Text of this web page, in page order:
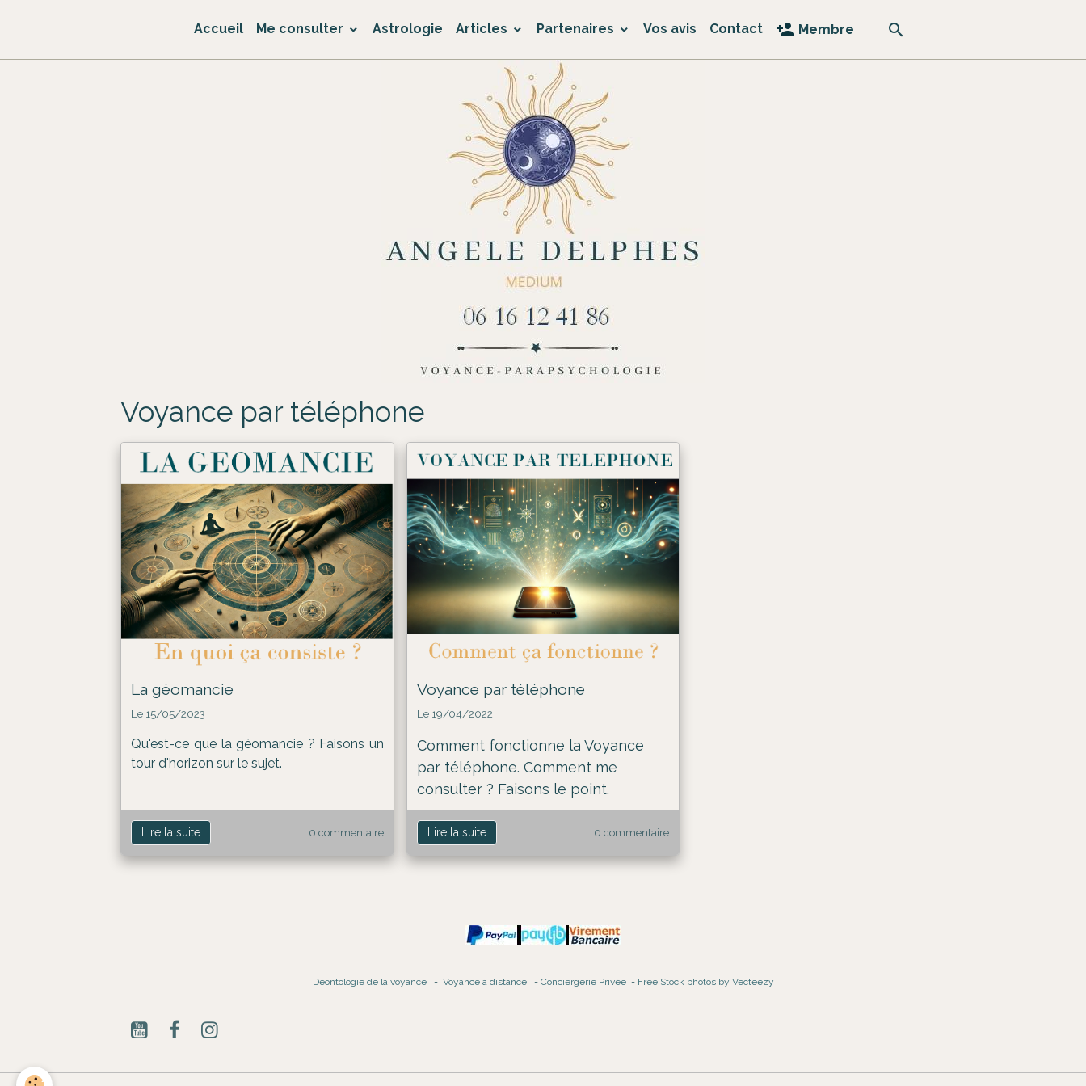
Accueil Me consulter Astrologie Articles Partenaires Vos avis Contact Membre
Voyance par téléphone
La géomancie
Le 15/05/2023
Qu'est-ce que la géomancie ? Faisons un
tour d'horizon sur le sujet.
Lire la suite 0 commentaire
Voyance par téléphone
Le 19/04/2022
Comment fonctionne la Voyance
par téléphone. Comment me
consulter ? Faisons le point.
Lire la suite 0 commentaire
Déontologie de la voyance- Voyance à distance - Conciergerie Privée - Free Stock photos by Vecteezy